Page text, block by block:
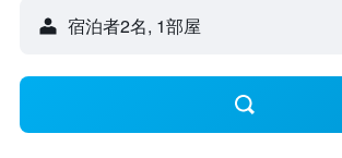
宿泊者2名, 1​部屋